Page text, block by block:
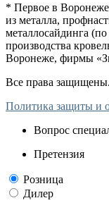
* Первое в Воронеже
из металла,
металлосайдинга
производства
Воронеже, фирмы
Все права защищены.
Политика защиты и
Вопрос
Претензия
Розница
Дилер